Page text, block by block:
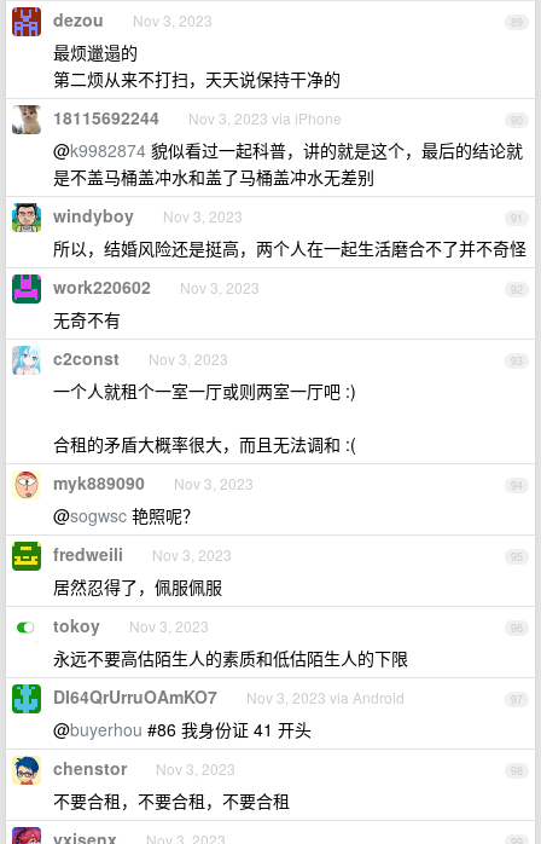
89
dezou Nov 3, 2023
最烦邋遢的
第二烦从来不打扫，天天说保持干净的
90
18115692244 Nov 3, 2023 via iPhone
@k9982874 貌似看过一起科普，讲的就是这个，最后的结论就
是不盖马桶盖冲水和盖了马桶盖冲水无差别
91
windyboy Nov 3, 2023
所以，结婚风险还是挺高，两个人在一起生活磨合不了并不奇怪
92
work220602 Nov 3, 2023
无奇不有
93
c2const Nov 3, 2023
一个人就租个一室一厅或则两室一厅吧 :)
合租的矛盾大概率很大，而且无法调和 :(
94
myk889090 Nov 3, 2023
@sogwsc 艳照呢？
95
fredweili Nov 3, 2023
居然忍得了，佩服佩服
96
tokoy Nov 3, 2023
永远不要高估陌生人的素质和低估陌生人的下限
97
DI64QrUrruOAmKO7 Nov 3, 2023 via Android
@buyerhou #86 我身份证 41 开头
98
chenstor Nov 3, 2023
不要合租，不要合租，不要合租
Nov 3, 2023